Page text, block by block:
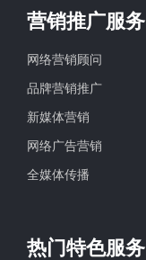
营销推广服务
网络营销顾问
品牌营销推广
新媒体营销
网络广告营销
全媒体传播
热门特色服务